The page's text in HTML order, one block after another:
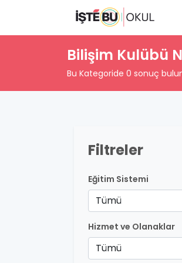
Bilişim Kulübü
Bu Kategoride 0 sonuç
Filtreler
Eğitim Sistemi
Tümü
Hizmet ve Olanaklar
Tümü